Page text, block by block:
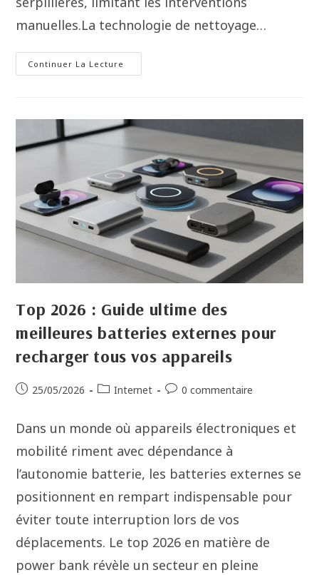
manuelles.La technologie de nettoyage…
Continuer La Lecture
Top 2026 : Guide ultime des
meilleures batteries externes pour
recharger tous vos appareils
25/05/2026 Internet 0 commentaire
Dans un monde où appareils électroniques et
mobilité riment avec dépendance à
l’autonomie batterie, les batteries externes se
positionnent en rempart indispensable pour
éviter toute interruption lors de vos
déplacements. Le top 2026 en matière de
power bank révèle un secteur en pleine